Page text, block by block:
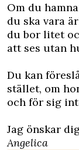
Om du
du ska vara
du bor litet
att ses utan
Du kan
stället, om
och för sig
Jag önskar
Angelica